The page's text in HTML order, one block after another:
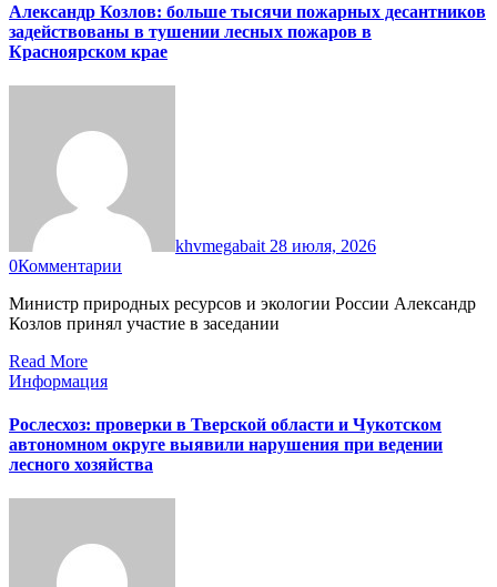
Александр Козлов: больше тысячи пожарных десантников
задействованы в тушении лесных пожаров в
Красноярском крае
khvmegabait 28 июля, 2026
0Комментарии
Министр природных ресурсов и экологии России Александр
Козлов принял участие в заседании
Read More
Информация
Рослесхоз: проверки в Тверской области и Чукотском
автономном округе выявили нарушения при ведении
лесного хозяйства